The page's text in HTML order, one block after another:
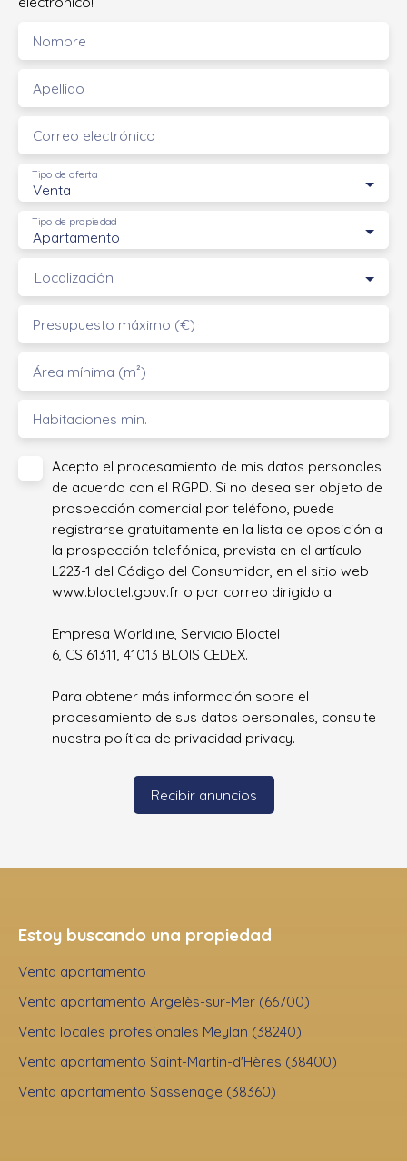
Nombre
Apellido
Correo electrónico
Venta
Tipo de oferta
Apartamento
Tipo de propiedad
Localización
Presupuesto máximo (€)
Área mínima (m²)
Habitaciones min.
Acepto el procesamiento de mis datos personales
de acuerdo con el RGPD. Si no desea ser objeto de
prospección comercial por teléfono, puede
registrarse gratuitamente en la lista de oposición a
la prospección telefónica, prevista en el artículo
L223-1 del Código del Consumidor, en el sitio web
www.bloctel.gouv.fr o por correo dirigido a:
Empresa Worldline, Servicio Bloctel
6, CS 61311, 41013 BLOIS CEDEX.
Para obtener más información sobre el
procesamiento de sus datos personales, consulte
nuestra política de privacidad privacy.
Recibir anuncios
Estoy buscando una propiedad
Venta apartamento
Venta apartamento Argelès-sur-Mer (66700)
Venta locales profesionales Meylan (38240)
Venta apartamento Saint-Martin-d'Hères (38400)
Venta apartamento Sassenage (38360)